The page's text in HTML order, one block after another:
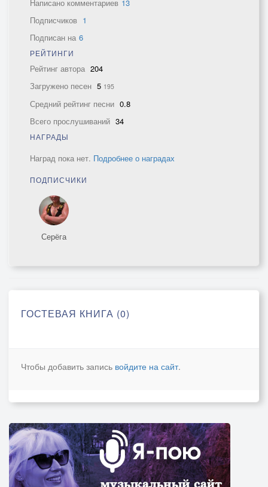
Написано комментариев 13
Подписчиков 1
Подписан на 6
РЕЙТИНГИ
Рейтинг автора 204
Загружено песен 5 195
Средний рейтинг песни 0.8
Всего прослушиваний 34
НАГРАДЫ
Наград пока нет. Подробнее о наградах
ПОДПИСЧИКИ
Серёга
ГОСТЕВАЯ КНИГА (0)
Чтобы добавить запись войдите на сайт.